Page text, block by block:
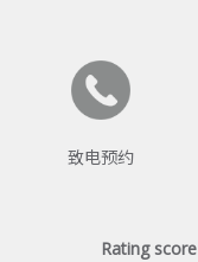
致电预约
Rating score